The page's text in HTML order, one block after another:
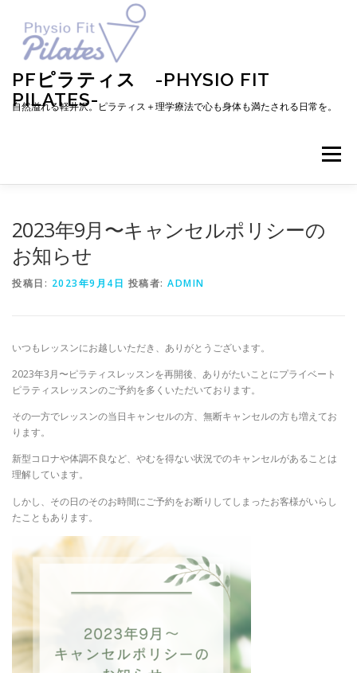
PFピラティス -PHYSIO FIT
PILATES-
自然溢れる軽井沢。ピラティス＋理学療法で心も身体も満たされる日常を。
メニュー
2023年9月〜キャンセルポリシーの
お知らせ
投稿日: 2023年9月4日 投稿者: ADMIN
いつもレッスンにお越しいただき、ありがとうございます。
2023年3月〜ピラティスレッスンを再開後、ありがたいことにプライベート
ピラティスレッスンのご予約を多くいただいております。
その一方でレッスンの当日キャンセルの方、無断キャンセルの方も増えてお
ります。
新型コロナや体調不良など、やむを得ない状況でのキャンセルがあることは
理解しています。
しかし、その日のそのお時間にご予約をお断りしてしまったお客様がいらし
たこともあります。